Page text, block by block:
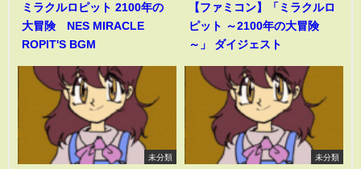
ミラクルロピット 2100年の
大冒険 NES MIRACLE
ROPIT'S BGM
【ファミコン】「ミラクルロ
ピット ～2100年の大冒険
～」 ダイジェスト
未分類 未分類